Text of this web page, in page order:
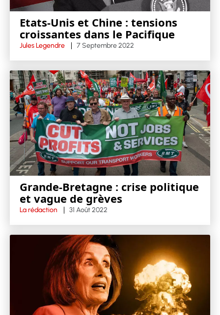
Etats-Unis et Chine : tensions
croissantes dans le Pacifique
Jules Legendre 7 Septembre 2022
Grande-Bretagne : crise politique
et vague de grèves
La rédaction 31 Août 2022